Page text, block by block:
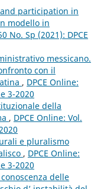
participation in
modello in
No. Sp (2021): DPCE
messicano.
con il
, DPCE Online:
3-2020
della
, DPCE Online: Vol.
e pluralismo
, DPCE Online:
3-2020
delle